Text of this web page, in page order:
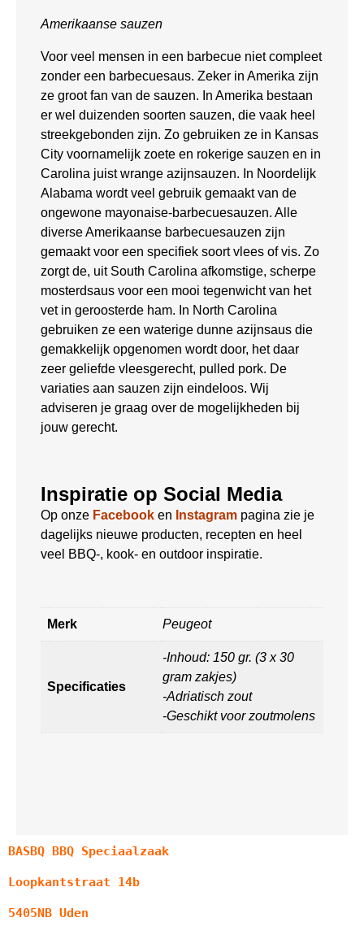
Amerikaanse sauzen
Voor veel mensen in een barbecue niet compleet
zonder een barbecuesaus. Zeker in Amerika zijn
ze groot fan van de sauzen. In Amerika bestaan
er wel duizenden soorten sauzen, die vaak heel
streekgebonden zijn. Zo gebruiken ze in Kansas
City voornamelijk zoete en rokerige sauzen en in
Carolina juist wrange azijnsauzen. In Noordelijk
Alabama wordt veel gebruik gemaakt van de
ongewone mayonaise-barbecuesauzen. Alle
diverse Amerikaanse barbecuesauzen zijn
gemaakt voor een specifiek soort vlees of vis. Zo
zorgt de, uit South Carolina afkomstige, scherpe
mosterdsaus voor een mooi tegenwicht van het
vet in geroosterde ham. In North Carolina
gebruiken ze een waterige dunne azijnsaus die
gemakkelijk opgenomen wordt door, het daar
zeer geliefde vleesgerecht, pulled pork. De
variaties aan sauzen zijn eindeloos. Wij
adviseren je graag over de mogelijkheden bij
jouw gerecht.
Inspiratie op Social Media
Op onze Facebook en Instagram pagina zie je
dagelijks nieuwe producten, recepten en heel
veel BBQ-, kook- en outdoor inspiratie.
Merk Peugeot
Specificaties
-Inhoud: 150 gr. (3 x 30
gram zakjes)
-Adriatisch zout
-Geschikt voor zoutmolens
BASBQ BBQ Speciaalzaak
Loopkantstraat 14b
5405NB Uden